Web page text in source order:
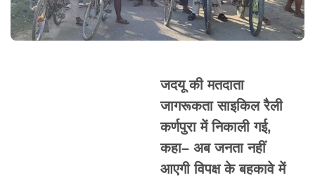
जदयू की मतदाता
जागरूकता साइकिल रैली
कर्णपुरा में निकाली गई,
कहा– अब जनता नहीं
आएगी विपक्ष के बहकावे में